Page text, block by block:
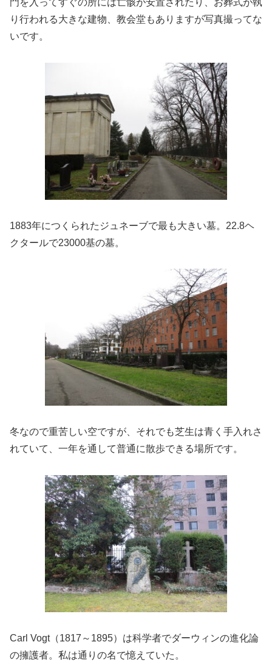
門を入ってすぐの所には亡骸が安置されたり、お葬式が執
り行われる大きな建物、教会堂もありますが写真撮ってな
いです。
1883年につくられたジュネーブで最も大きい墓。22.8ヘ
クタールで23000基の墓。
冬なので重苦しい空ですが、それでも芝生は青く手入れさ
れていて、一年を通して普通に散歩できる場所です。
Carl Vogt（1817～1895）は科学者でダーウィンの進化論
の擁護者。私は通りの名で憶えていた。